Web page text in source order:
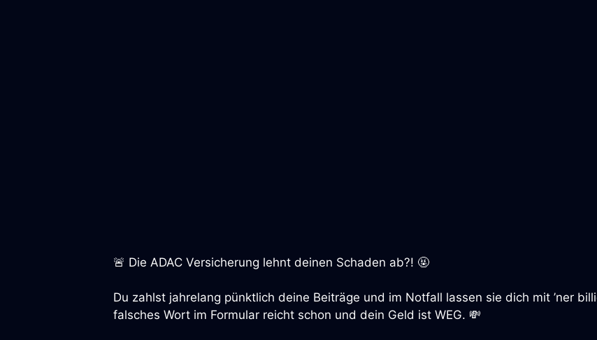
🚨 Die ADAC Versicherung lehnt deinen Schaden ab?! 🤬
Du zahlst jahrelang pünktlich deine Beiträge und im Notfall lassen sie dich mit ’ner
falsches Wort im Formular reicht schon und dein Geld ist WEG. 💸